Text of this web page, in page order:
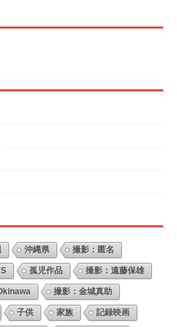
沖縄県 撮影：匿名
孤児作品 撮影：遠藤保雄
撮影：金城真助
子供 家族 記録映画